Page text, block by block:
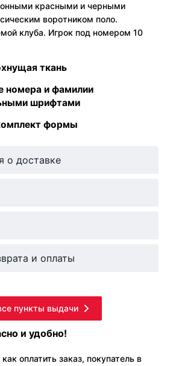
красными и черными
воротником поло.
клуба. Игрок под номером 10
ткань
номера и фамилии
шрифтами
формы
о доставке
и оплаты
пункты выдачи
и удобно!
оплатить заказ, покупатель в